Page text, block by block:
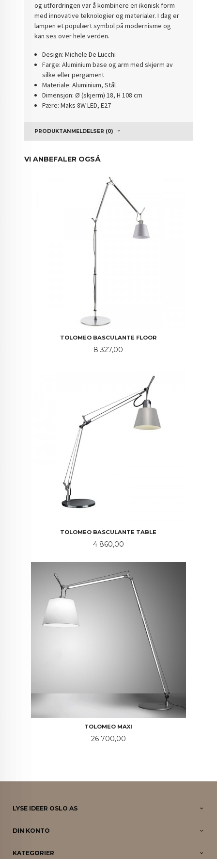
og utfordringen var å kombinere en ikonisk form
med innovative teknologier og materialer. I dag er
lampen et populært symbol på modernisme og
kan ses over hele verden.
Design: Michele De Lucchi
Farge: Aluminium base og arm med skjerm av
silke eller pergament
Materiale: Aluminium, Stål
Dimensjon: Ø (skjerm) 18, H 108 cm
Pære: Maks 8W LED, E27
PRODUKTANMELDELSER (0)
VI ANBEFALER OGSÅ
TOLOMEO BASCULANTE FLOOR
Pris
8 327,00
TOLOMEO BASCULANTE TABLE
Pris
4 860,00
TOLOMEO MAXI
Pris
26 700,00
LYSE IDEER OSLO AS
DIN KONTO
KATEGORIER